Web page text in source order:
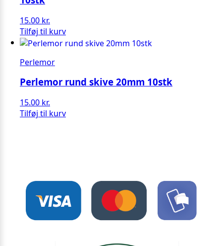
15.00 kr.
Tilføj til kurv
Perlemor
Perlemor rund skive 20mm 10stk
15.00 kr.
Tilføj til kurv